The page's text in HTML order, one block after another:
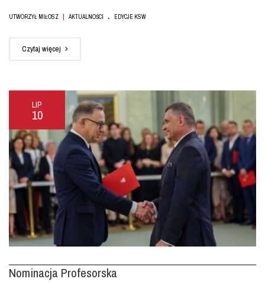
UTWORZYŁ MIŁOSZ | AKTUALNOŚCI . EDYCJE KSW
Czytaj więcej
LIP
10
Nominacja Profesorska